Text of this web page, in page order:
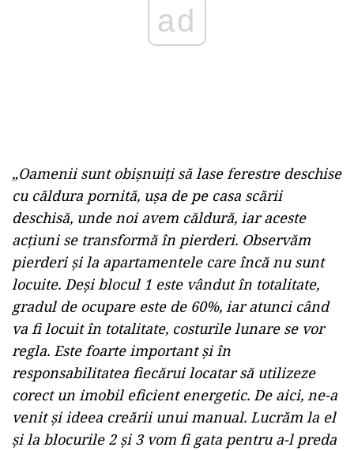
ad
„Oamenii sunt obișnuiți să lase ferestre deschise
cu căldura pornită, ușa de pe casa scării
deschisă, unde noi avem căldură, iar aceste
acțiuni se transformă în pierderi. Observăm
pierderi și la apartamentele care încă nu sunt
locuite. Deși blocul 1 este vândut în totalitate,
gradul de ocupare este de 60%, iar atunci când
va fi locuit în totalitate, costurile lunare se vor
regla. Este foarte important și în
responsabilitatea fiecărui locatar să utilizeze
corect un imobil eficient energetic. De aici, ne-a
venit și ideea creării unui manual. Lucrăm la el
și la blocurile 2 și 3 vom fi gata pentru a-l preda